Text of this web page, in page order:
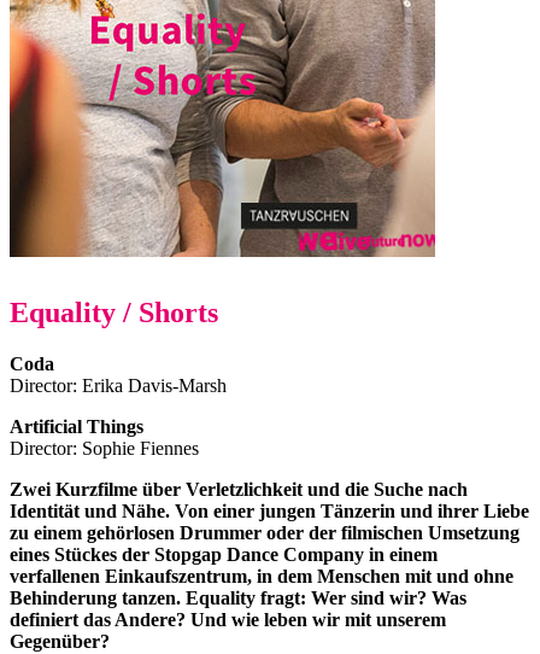
Equality / Shorts
Coda
Director: Erika Davis-Marsh
Artificial Things
Director: Sophie Fiennes
Zwei Kurzfilme über Verletzlichkeit und die Suche nach
Identität und Nähe. Von einer jungen Tänzerin und ihrer Liebe
zu einem gehörlosen Drummer oder der filmischen Umsetzung
eines Stückes der Stopgap Dance Company in einem
verfallenen Einkaufszentrum, in dem Menschen mit und ohne
Behinderung tanzen. Equality fragt: Wer sind wir? Was
definiert das Andere? Und wie leben wir mit unserem
Gegenüber?